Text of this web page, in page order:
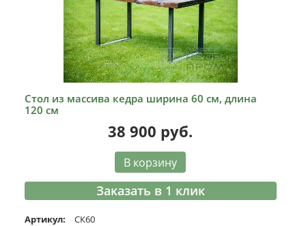
Стол из массива кедра ширина 60 см, длина
120 см
38 900 руб.
В корзину
Заказать в 1 клик
Артикул: СК60